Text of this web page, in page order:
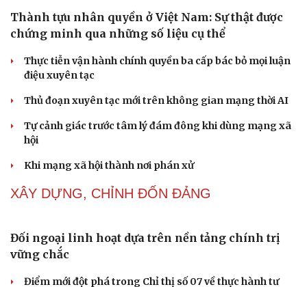
NHẬN DIỆN SỰ THẬT
Thành tựu nhân quyền ở Việt Nam: Sự thật được
điệu xuyên tạc
hội
NHẬN DIỆN SỰ THẬT